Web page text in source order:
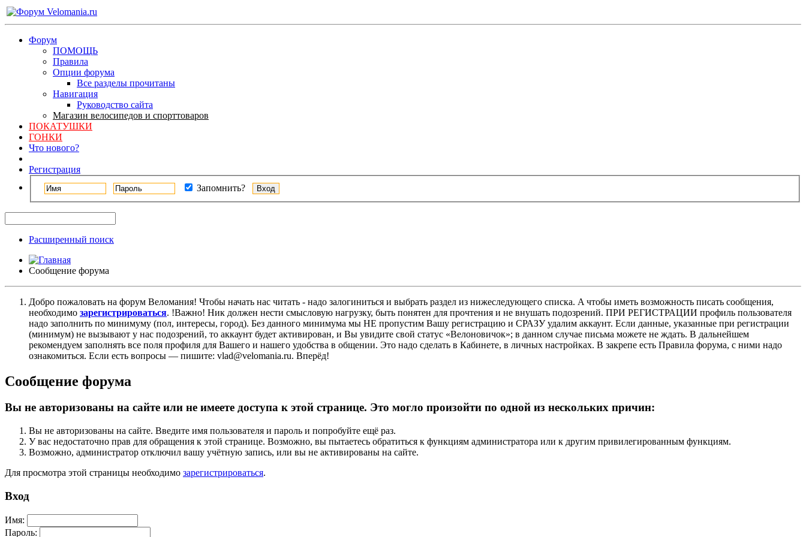
Форум
ПОМОЩЬ
Правила
Опции форума
Все разделы прочитаны
Навигация
Руководство сайта
Магазин велосипедов и спорттоваров
ПОКАТУШКИ
ГОНКИ
Что нового?
Регистрация
Запомнить?
Расширенный поиск
Сообщение форума
Добро пожаловать на форум Веломания! Чтобы начать нас читать - надо залогиниться и выбрать раздел из нижеследующего списка. A чтобы иметь возможность писать сообщения,
необходимо зарегистрироваться. !Важно! Ник должен нести смысловую нагрузку, быть понятен для прочтения и не внушать подозрений. ПРИ РЕГИСТРАЦИИ профиль пользователя
надо заполнить по минимуму (пол, интересы, город). Без данного минимума мы НЕ пропустим Вашу регистрацию и СРАЗУ удалим аккаунт. Если данные, указанные при регистрации
(минимум) не вызывают у нас подозрений, то аккаунт будет активирован, и Вы увидите свой статус «Велоновичок»; в данном случае письма можете не ждать. В дальнейшем
рекомендуем заполнять все поля профиля для Вашего и нашего удобства в общении. Это надо сделать в Кабинете, в личных настройках. В закрепе есть Правила форума, с ними надо
ознакомиться. Если есть вопросы — пишите: vlad@velomania.ru. Вперёд!
Сообщение форума
Вы не авторизованы на сайте или не имеете доступа к этой странице. Это могло произойти по одной из нескольких причин:
Вы не авторизованы на сайте. Введите имя пользователя и пароль и попробуйте ещё раз.
У вас недостаточно прав для обращения к этой странице. Возможно, вы пытаетесь обратиться к функциям администратора или к другим привилегированным функциям.
Возможно, администратор отключил вашу учётную запись, или вы не активированы на сайте.
Для просмотра этой страницы необходимо зарегистрироваться.
Вход
Имя:
Пароль: